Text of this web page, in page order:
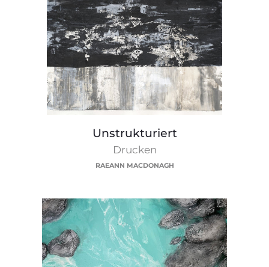
Unstrukturiert
Drucken
RAEANN MACDONAGH